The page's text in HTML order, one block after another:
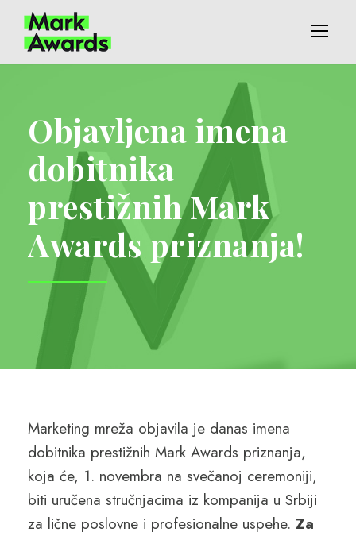
Objavljena imena
dobitnika
prestižnih Mark
Awards priznanja!
Marketing mreža objavila je danas imena
dobitnika prestižnih Mark Awards priznanja,
koja će, 1. novembra na svečanoj ceremoniji,
biti uručena stručnjacima iz kompanija u Srbiji
za lične poslovne i profesionalne uspehe. Za